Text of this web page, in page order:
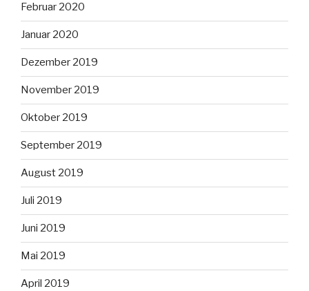
Februar 2020
Januar 2020
Dezember 2019
November 2019
Oktober 2019
September 2019
August 2019
Juli 2019
Juni 2019
Mai 2019
April 2019